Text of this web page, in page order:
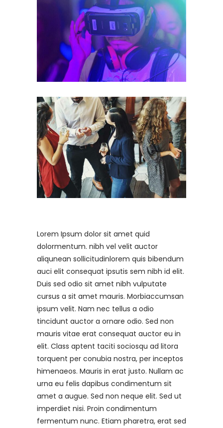
Lorem Ipsum dolor sit amet quid
dolormentum. nibh vel velit auctor
aliqunean sollicitudinlorem quis bibendum
auci elit consequat ipsutis sem nibh id elit.
Duis sed odio sit amet nibh vulputate
cursus a sit amet mauris. Morbiaccumsan
ipsum velit. Nam nec tellus a odio
tincidunt auctor a ornare odio. Sed non
mauris vitae erat consequat auctor eu in
elit. Class aptent taciti sociosqu ad litora
torquent per conubia nostra, per inceptos
himenaeos. Mauris in erat justo. Nullam ac
urna eu felis dapibus condimentum sit
amet a augue. Sed non neque elit. Sed ut
imperdiet nisi. Proin condimentum
fermentum nunc. Etiam pharetra, erat sed